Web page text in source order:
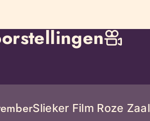
Slieker Film Roze Zaal